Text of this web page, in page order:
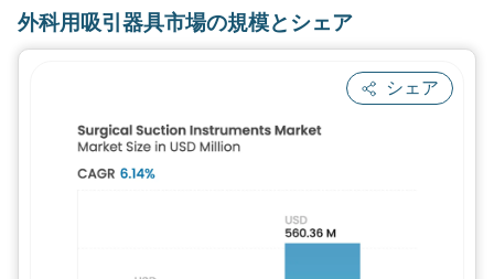
外科用吸引器具市場の規模とシェア
シェア